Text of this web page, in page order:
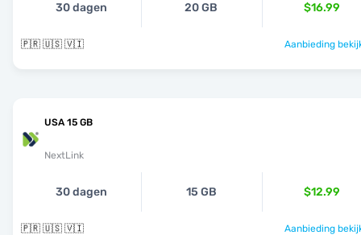
30 dagen 20 GB $16.99
🇵🇷 🇺🇸 🇻🇮 Aanbieding
USA 15 GB
NextLink
30 dagen 15 GB $12.99
🇵🇷 🇺🇸 🇻🇮 Aanbieding